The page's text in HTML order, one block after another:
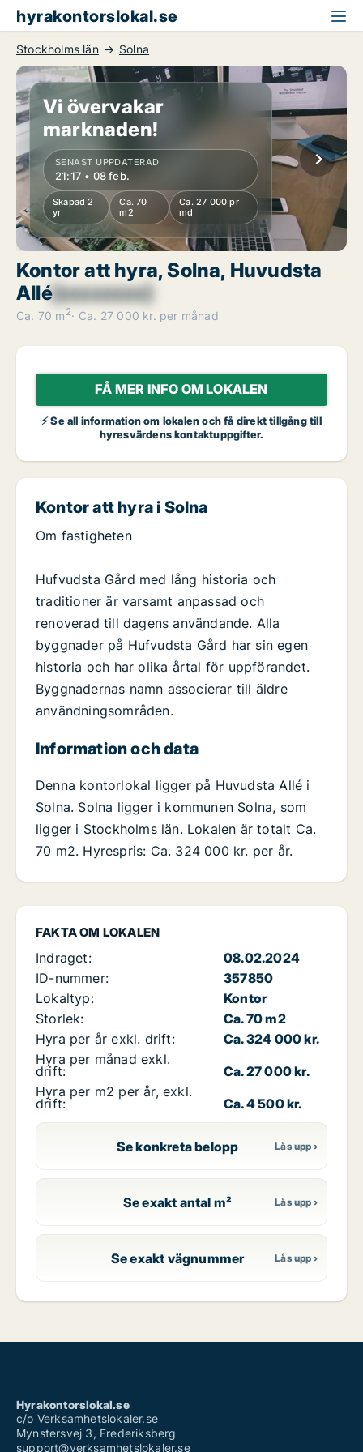
hyrakontorslokal.se
Stockholms län Solna
Vi övervakar
marknaden!
SENAST UPPDATERAD
21:17 • 08 feb.
Skapad 2
yr
Ca. 70
m2
Ca. 27 000 pr
md
Kontor att hyra, Solna, Huvudsta
Allé[xxxxxxxx]
Ca. 70 m 2 Ca. 27 000 kr. per månad
FÅ MER INFO OM LOKALEN
⚡ Se all information om lokalen och få direkt tillgång till
hyresvärdens kontaktuppgifter.
FAKTA OM LOKALEN
Indraget:
08.02.2024
ID-nummer:
357850
Lokaltyp:
Kontor
Storlek:
Ca. 70 m2
Hyra per år exkl. drift:
Ca. 324 000 kr.
Hyra per månad exkl.
drift:
Ca. 27 000 kr.
Hyra per m2 per år, exkl.
drift: Ca. 4 500 kr.
Se konkreta belopp
Se exakt antal m²
Se exakt vägnummer
Kontor att hyra i Solna
Om fastigheten
Hufvudsta Gård med lång historia och
traditioner är varsamt anpassad och
renoverad till dagens användande. Alla
byggnader på Hufvudsta Gård har sin egen
historia och har olika årtal för uppförandet.
Byggnadernas namn associerar till äldre
användningsområden.
Information och data
Denna kontorlokal ligger på Huvudsta Allé i
Solna. Solna ligger i kommunen Solna, som
ligger i Stockholms län. Lokalen är totalt Ca.
70 m2. Hyrespris: Ca. 324 000 kr. per år.
Hyrakontorslokal.se
c/o Verksamhetslokaler.se
Mynstersvej 3, Frederiksberg
support@verksamhetslokaler.se